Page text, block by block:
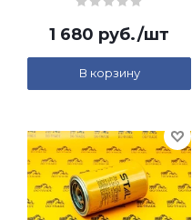
1 680 руб./шт
В корзину